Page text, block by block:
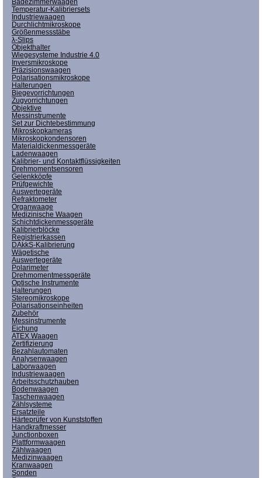
Temperatur-Kalibriersets
Industriewaagen
Durchlichtmikroskope
Größenmessstäbe
λ-Slips
Objekthalter
Wiegesysteme Industrie 4.0
Inversmikroskope
Präzisionswaagen
Polarisationsmikroskope
Halterungen
Biegevorrichtungen
Zugvorrichtungen
Objektive
Messinstrumente
Set zur Dichtebestimmung
Mikroskopkameras
Mikroskopkondensoren
Materialdickenmessgeräte
Ladenwaagen
Kalibrier- und Kontaktflüssigkeiten
Drehmomentsensoren
Gelenkköpfe
Prüfgewichte
Auswertegeräte
Refraktometer
Organwaage
Medizinische Waagen
Schichtdickenmessgeräte
Kalibrierblöcke
Registrierkassen
DAkkS-Kalibrierung
Wägetische
Auswertegeräte
Polarimeter
Drehmomentmessgeräte
Optische Instrumente
Halterungen
Stereomikroskope
Polarisationseinheiten
Zubehör
Messinstrumente
Eichung
ATEX Waagen
Zertifizierung
Bezahlautomaten
Analysenwaagen
Laborwaagen
Industriewaagen
Arbeitsschutzhauben
Bodenwaagen
Taschenwaagen
Zählsysteme
Ersatzteile
Härteprüfer von Kunststoffen
Handkraftmesser
Junctionboxen
Plattformwaagen
Zählwaagen
Medizinwaagen
Kranwaagen
Sonden